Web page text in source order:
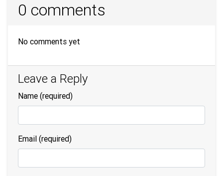
0 comments
No comments yet
Leave a Reply
Name (required)
Email (required)